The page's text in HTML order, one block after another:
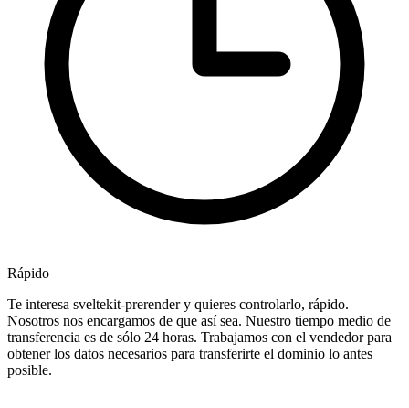
Rápido
Te interesa sveltekit-prerender y quieres controlarlo, rápido.
Nosotros nos encargamos de que así sea. Nuestro tiempo medio de
transferencia es de sólo 24 horas. Trabajamos con el vendedor para
obtener los datos necesarios para transferirte el dominio lo antes
posible.